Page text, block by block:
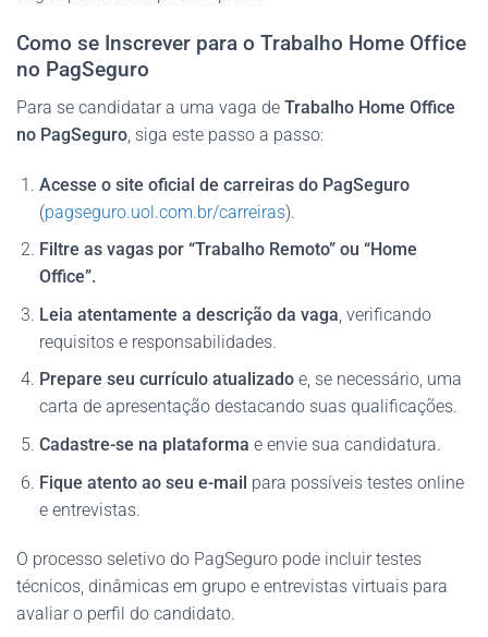
Como se Inscrever para o Trabalho Home Office
no PagSeguro
Para se candidatar a uma vaga de Trabalho Home Office
no PagSeguro , siga este passo a passo:
Acesse o site oficial de carreiras do PagSeguro
(pagseguro.uol.com.br/carreiras).
Filtre as vagas por “Trabalho Remoto” ou “Home
Office”.
Leia atentamente a descrição da vaga , verificando
requisitos e responsabilidades.
Prepare seu currículo atualizadoe, se necessário, uma
carta de apresentação destacando suas qualificações.
Cadastre-se na plataforma e envie sua candidatura.
Fique atento ao seu e-mail para possíveis testes online
e entrevistas.
O processo seletivo do PagSeguro pode incluir testes
técnicos, dinâmicas em grupo e entrevistas virtuais para
avaliar o perfil do candidato.